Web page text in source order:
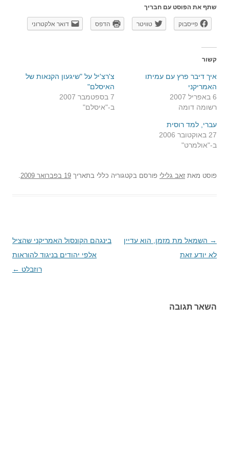
שתף את הפוסט עם חבריך
פייסבוק טוויטר הדפס דואר אלקטרוני
קשור
איך דיבר פרץ עם עמיתו
האמריקני
6 באפריל 2007
רשומה דומה
צ'רצ'יל על "שיגעון הקנאות של
האיסלם"
7 בספטמבר 2007
ב-"איסלם"
עברי, למד רוסית
27 באוקטובר 2006
ב-"אולמרט"
פוסט מאת זאב גלילי פורסם בקטגוריה כללי בתאריך 19 בפברואר 2009
ניווט
בפוסטים
→ השמאל מת מזמן, הוא עדיין
לא יודע זאת
בינגהם הקונסול האמריקני שהציל
אלפי יהודים בניגוד להוראות
רוזבלט ←
השאר תגובה